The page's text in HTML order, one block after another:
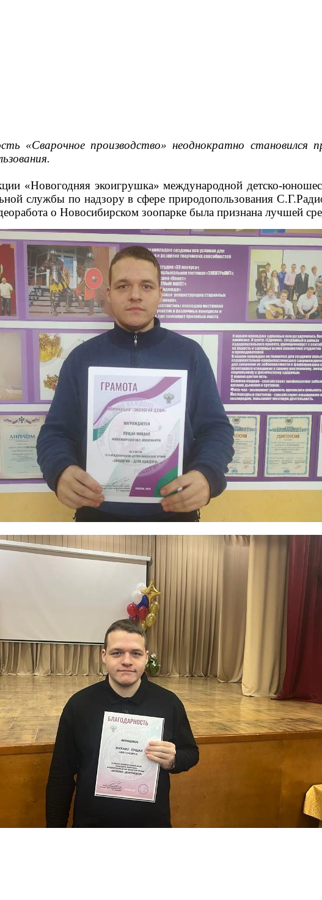
«Сварочное производство» неоднократно становился
«Новогодняя экоигрушка» международной детско-
службы по надзору в сфере природопользования
о Новосибирском зоопарке была признана лучшей